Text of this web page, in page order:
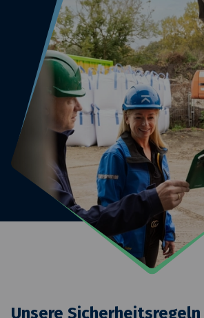
Unsere Sicherheitsregeln